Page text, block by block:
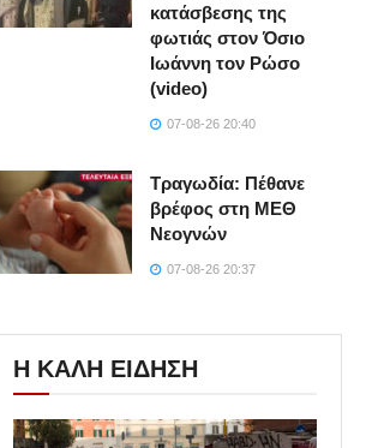
κατάσβεσης της
φωτιάς στον Όσιο
Ιωάννη τον Ρώσο
(video)
07-08-26 20:40
Τραγωδία: Πέθανε
βρέφος στη ΜΕΘ
Νεογνών
07-08-26 20:37
Η ΚΑΛΗ ΕΙΔΗΣΗ